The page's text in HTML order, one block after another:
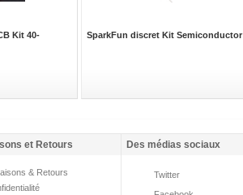
Kit 40-
SparkFun discret Kit Semiconductor
et Retours Des médias sociaux
& Retours
Twitter